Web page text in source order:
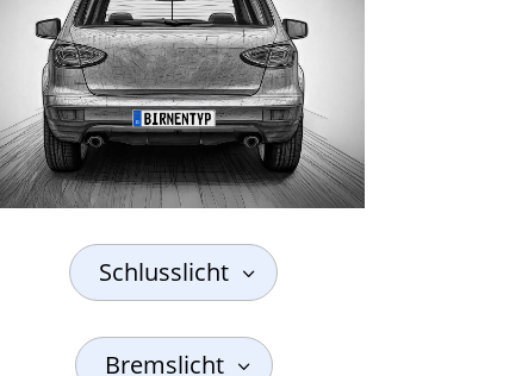
Schlusslicht
Bremslicht